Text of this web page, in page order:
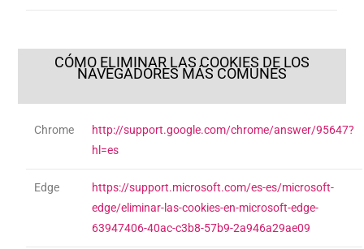
CÓMO ELIMINAR LAS COOKIES DE LOS
NAVEGADORES MÁS COMUNES
Chrome
http://support.google.com/chrome/answer/95647?
hl=es
Edge
https://support.microsoft.com/es-es/microsoft-
edge/eliminar-las-cookies-en-microsoft-edge-
63947406-40ac-c3b8-57b9-2a946a29ae09